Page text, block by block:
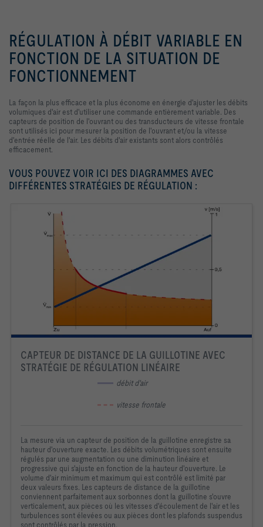
RÉGULATION À DÉBIT VARIABLE EN
FONCTION DE LA SITUATION DE
FONCTIONNEMENT
La façon la plus efficace et la plus économe en énergie d'ajuster les débits
volumiques d'air est d'utiliser une commande entièrement variable. Des
capteurs de position de l'ouvrant ou des transducteurs de vitesse frontale
sont utilisés ici pour mesurer la position de l'ouvrant et/ou la vitesse
d'entrée réelle de l'air. Les débits d'air existants sont alors contrôlés
efficacement.
VOUS POUVEZ VOIR ICI DES DIAGRAMMES AVEC
DIFFÉRENTES STRATÉGIES DE RÉGULATION :
CAPTEUR DE DISTANCE DE LA GUILLOTINE AVEC
STRATÉGIE DE RÉGULATION LINÉAIRE
débit d'air
vitesse frontale
La mesure via un capteur de position de la guillotine enregistre sa
hauteur d'ouverture exacte. Les débits volumétriques sont ensuite
régulés par une augmentation ou une diminution linéaire et
progressive qui s'ajuste en fonction de la hauteur d'ouverture. Le
volume d'air minimum et maximum qui est contrôlé est limité par
deux valeurs fixes. Les capteurs de distance de la guillotine
conviennent parfaitement aux sorbonnes dont la guillotine s'ouvre
verticalement, aux pièces où les vitesses d'écoulement de l'air et les
turbulences sont élevées ou aux pièces dont les plafonds suspendus
sont contrôlés par la pression.